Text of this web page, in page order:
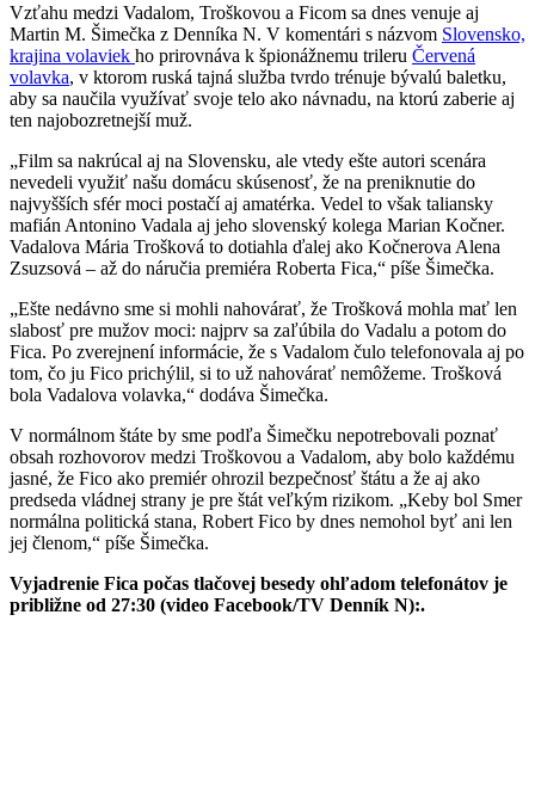
Vzťahu medzi Vadalom, Troškovou a Ficom sa dnes venuje aj
Martin M. Šimečka z Denníka N. V komentári s názvom Slovensko,
krajina volaviek ho prirovnáva k špionážnemu trileru Červená
volavka, v ktorom ruská tajná služba tvrdo trénuje bývalú baletku,
aby sa naučila využívať svoje telo ako návnadu, na ktorú zaberie aj
ten najobozretnejší muž.
„Film sa nakrúcal aj na Slovensku, ale vtedy ešte autori scenára
nevedeli využiť našu domácu skúsenosť, že na preniknutie do
najvyšších sfér moci postačí aj amatérka. Vedel to však taliansky
mafián Antonino Vadala aj jeho slovenský kolega Marian Kočner.
Vadalova Mária Trošková to dotiahla ďalej ako Kočnerova Alena
Zsuzsová – až do náručia premiéra Roberta Fica,“ píše Šimečka.
„Ešte nedávno sme si mohli nahovárať, že Trošková mohla mať len
slabosť pre mužov moci: najprv sa zaľúbila do Vadalu a potom do
Fica. Po zverejnení informácie, že s Vadalom čulo telefonovala aj po
tom, čo ju Fico prichýlil, si to už nahovárať nemôžeme. Trošková
bola Vadalova volavka,“ dodáva Šimečka.
V normálnom štáte by sme podľa Šimečku nepotrebovali poznať
obsah rozhovorov medzi Troškovou a Vadalom, aby bolo každému
jasné, že Fico ako premiér ohrozil bezpečnosť štátu a že aj ako
predseda vládnej strany je pre štát veľkým rizikom. „Keby bol Smer
normálna politická stana, Robert Fico by dnes nemohol byť ani len
jej členom,“ píše Šimečka.
Vyjadrenie Fica počas tlačovej besedy ohľadom telefonátov je
približne od 27:30 (video Facebook/TV Denník N):.